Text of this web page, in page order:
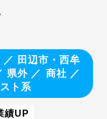
／
田辺市・西牟
県外
商社
ト系
績UP